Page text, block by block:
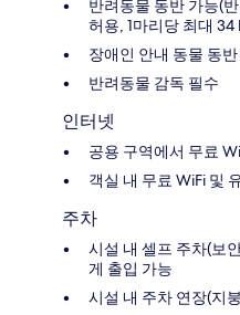
반려동물 동반 가능(
허용, 1마리당 최대 34
장애인 안내 동물 동
반려동물 감독 필수
인터넷
공용 구역에서 무료
객실 내 무료 WiFi 및
주차
시설 내 셀프 주차(보
게 출입 가능
시설 내 주차 연장(지